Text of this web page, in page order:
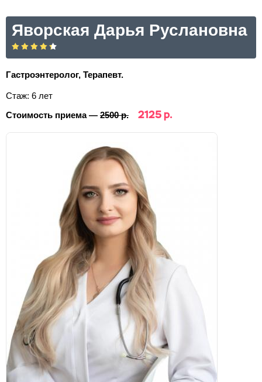
Яворская Дарья Руслановна
Гастроэнтеролог, Терапевт.
Стаж: 6 лет
Стоимость приема — 2500 р. 2125 р.